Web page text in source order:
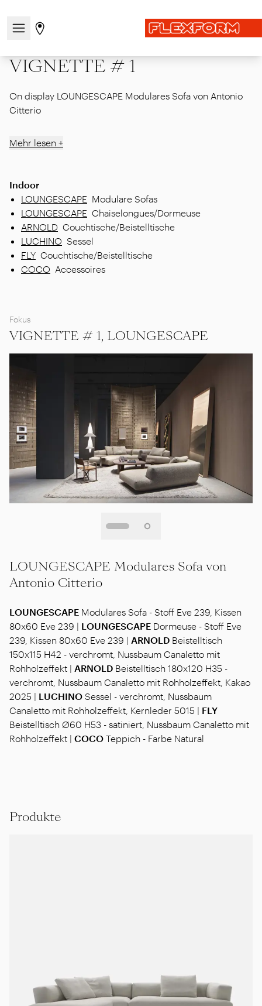
Navigationsmenü öffnen / schließen
Gehen Sie zur Store-Seite
Fruehere editionen | MDW25 |
VIGNETTE # 1
VIGNETTE # 1
On display LOUNGESCAPE Modulares Sofa von Antonio
Citterio
Mehr lesen +
Indoor
LOUNGESCAPE Modulare Sofas
LOUNGESCAPE Chaiselongues/Dormeuse
ARNOLD Couchtische/Beistelltische
LUCHINO Sessel
FLY Couchtische/Beistelltische
COCO Accessoires
Fokus
VIGNETTE # 1, LOUNGESCAPE
LOUNGESCAPE Modulares Sofa von
Antonio Citterio
LOUNGESCAPE Modulares Sofa - Stoff Eve 239, Kissen
80x60 Eve 239 | LOUNGESCAPE Dormeuse - Stoff Eve
239, Kissen 80x60 Eve 239 | ARNOLD Beistelltisch
150x115 H42 - verchromt, Nussbaum Canaletto mit
Rohholzeffekt | ARNOLD Beistelltisch 180x120 H35 -
verchromt, Nussbaum Canaletto mit Rohholzeffekt, Kakao
2025 | LUCHINO Sessel - verchromt, Nussbaum
Canaletto mit Rohholzeffekt, Kernleder 5015 | FLY
Beistelltisch Ø60 H53 - satiniert, Nussbaum Canaletto mit
Rohholzeffekt | COCO Teppich - Farbe Natural
Produkte